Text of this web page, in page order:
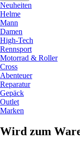
Neuheiten
Helme
Mann
Damen
High-Tech
Rennsport
Motorrad & Roller
Cross
Abenteuer
Reparatur
Gepäck
Outlet
Marken
Wird zum